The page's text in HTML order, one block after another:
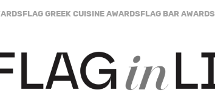
FLAG GREEK CUISINE AWARDSFLAG BAR AWARDS